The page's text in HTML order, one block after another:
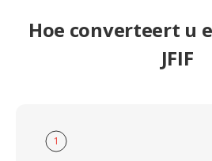
Hoe converteert u
JFIF
1